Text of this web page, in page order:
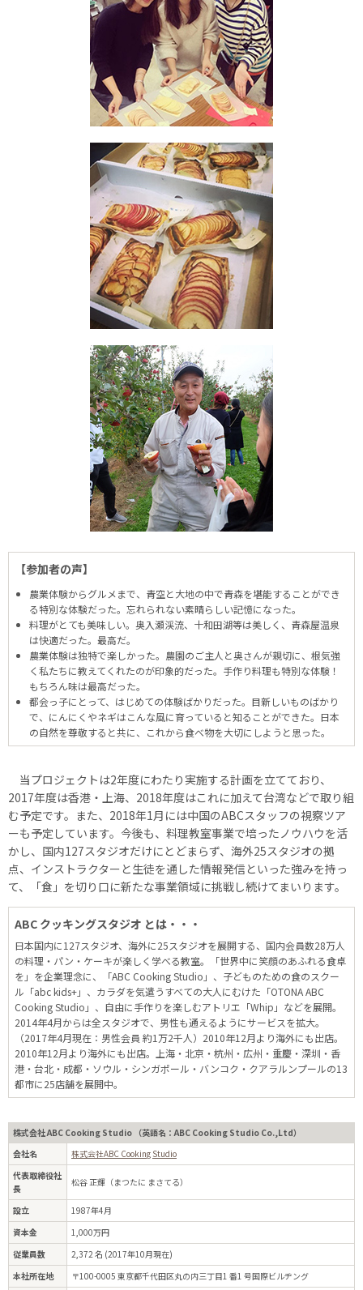
【参加者の声】
農業体験からグルメまで、青空と大地の中で青森を堪能することができ
る特別な体験だった。忘れられない素晴らしい記憶になった。
料理がとても美味しい。奥入瀬渓流、十和田湖等は美しく、青森屋温泉
は快適だった。最高だ。
農業体験は独特で楽しかった。農園のご主人と奥さんが親切に、根気強
く私たちに教えてくれたのが印象的だった。手作り料理も特別な体験！
もちろん味は最高だった。
都会っ子にとって、はじめての体験ばかりだった。目新しいものばかり
で、にんにくやネギはこんな風に育っていると知ることができた。日本
の自然を尊敬すると共に、これから食べ物を大切にしようと思った。
当プロジェクトは2年度にわたり実施する計画を立てており、
2017年度は香港・上海、2018年度はこれに加えて台湾などで取り組
む予定です。また、2018年1月には中国のABCスタッフの視察ツア
ーも予定しています。今後も、料理教室事業で培ったノウハウを活
かし、国内127スタジオだけにとどまらず、海外25スタジオの拠
点、インストラクターと生徒を通した情報発信といった強みを持っ
て、「食」を切り口に新たな事業領域に挑戦し続けてまいります。
ABC クッキングスタジオ とは・・・
日本国内に127スタジオ、海外に25スタジオを展開する、国内会員数28万人
の料理・パン・ケーキが楽しく学べる教室。「世界中に笑顔のあふれる食卓
を」を企業理念に、「ABC Cooking Studio」、子どものための食のスクー
ル「abc kids+」、カラダを気遣うすべての大人にむけた「OTONA ABC
Cooking Studio」、自由に手作りを楽しむアトリエ「Whip」などを展開。
2014年4月からは全スタジオで、男性も通えるようにサービスを拡大。
（2017年4月現在：男性会員 約1万2千人）2010年12月より海外にも出店。
2010年12月より海外にも出店。上海・北京・杭州・広州・重慶・深圳・香
港・台北・成都・ソウル・シンガポール・バンコク・クアラルンプールの13
都市に25店舗を展開中。
株式会社 ABC Cooking Studio （英語名：ABC Cooking Studio Co.,Ltd）
会社名
株式会社ABC Cooking Studio
代表取締役社
長
松谷 正輝（まつたに まさてる）
設立
1987年4月
資本金
1,000万円
従業員数
2,372 名 (2017年10月現在)
本社所在地
〒100-0005 東京都千代田区丸の内三丁目1 番1 号国際ビルヂング